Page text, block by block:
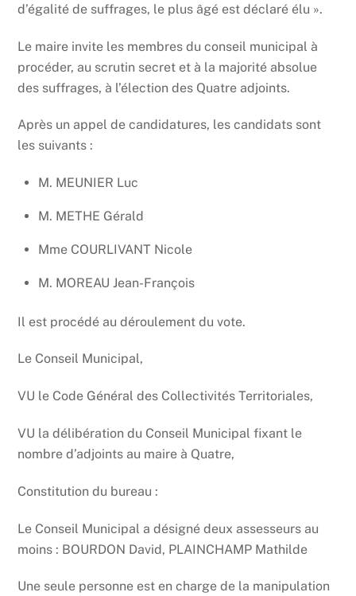
d’égalité de suffrages, le plus âgé est déclaré élu ».
Le maire invite les membres du conseil municipal à
procéder, au scrutin secret et à la majorité absolue
des suffrages, à l’élection des Quatre adjoints.
Après un appel de candidatures, les candidats sont
les suivants :
M. MEUNIER Luc
M. METHE Gérald
Mme COURLIVANT Nicole
M. MOREAU Jean-François
Il est procédé au déroulement du vote.
Le Conseil Municipal,
VU le Code Général des Collectivités Territoriales,
VU la délibération du Conseil Municipal fixant le
nombre d’adjoints au maire à Quatre,
Constitution du bureau :
Le Conseil Municipal a désigné deux assesseurs au
moins : BOURDON David, PLAINCHAMP Mathilde
Une seule personne est en charge de la manipulation